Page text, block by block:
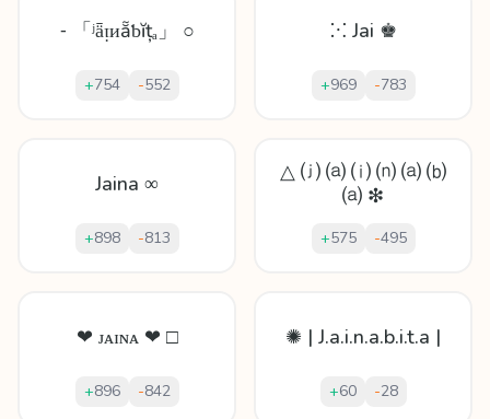
⁃ 「ʲǟᴉᴎẵƅĭțₐ」 ○
+754 -552
⁙ Jai ♚
+969 -783
Jaina ∞
+898 -813
△ ⒥ ⒜ ⒤ ⒩ ⒜ ⒝
⒜ ❇
+575 -495
❤ ᴊᴀɪɴᴀ ❤ □
+896 -842
✺ | J.a.i.n.a.b.i.t.a |
+60 -28